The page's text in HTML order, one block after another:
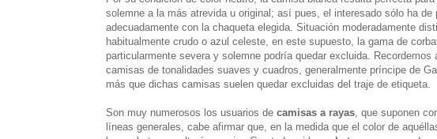
solemne a la más atrevida u original; así pues, el interesado sólo ha
adecuadamente con la chaqueta elegida. Situación moderadamente
habitualmente crudo o azul celeste, en este supuesto, la gama de
particularmente severa y solemne podría quedar excluida.
camisas de tonalidades suaves y cuadros, generalmente príncipe de
más que dichas camisas suelen quedar excluidas del traje de etiqueta.
Son muy numerosos los usuarios de camisas a rayas , que suponen
líneas generales, cabe afirmar que, en la medida que el color de